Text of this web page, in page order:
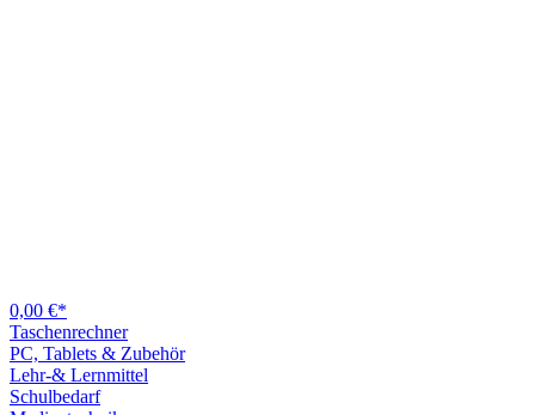
0,00 €*
Taschenrechner
PC, Tablets & Zubehör
Lehr-& Lernmittel
Schulbedarf